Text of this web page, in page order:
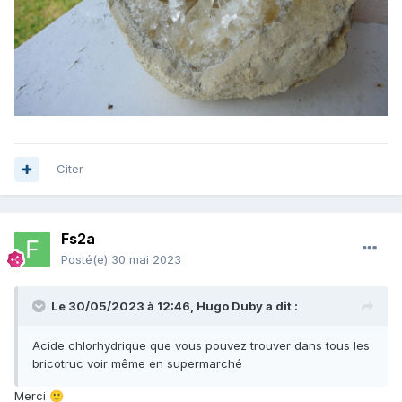
Citer
Fs2a
Posté(e) 30 mai 2023
Le 30/05/2023 à 12:46, Hugo Dubya dit :
Acide chlorhydrique que vous pouvez trouver dans tous les
bricotruc voir même en supermarché
Merci 🙂